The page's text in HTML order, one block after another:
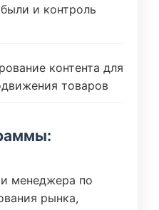
и контроль
контента для
товаров
менеджера по
рынка,